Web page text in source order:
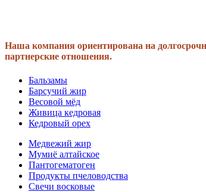
Наша компания ориентирована на
партнерские отношения.
Бальзамы
Барсучий жир
Весовой мёд
Живица кедровая
Кедровый орех
Медвежий жир
Мумиё алтайское
Пантогематоген
Продукты пчеловодства
Свечи восковые